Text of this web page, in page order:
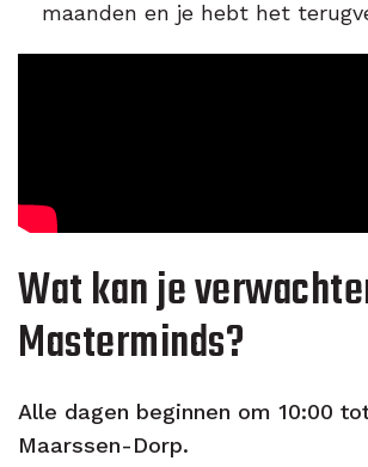
maanden en je hebt het
Wat kan je
Masterminds?
Alle dagen beginnen om 10:00
Maarssen-Dorp.